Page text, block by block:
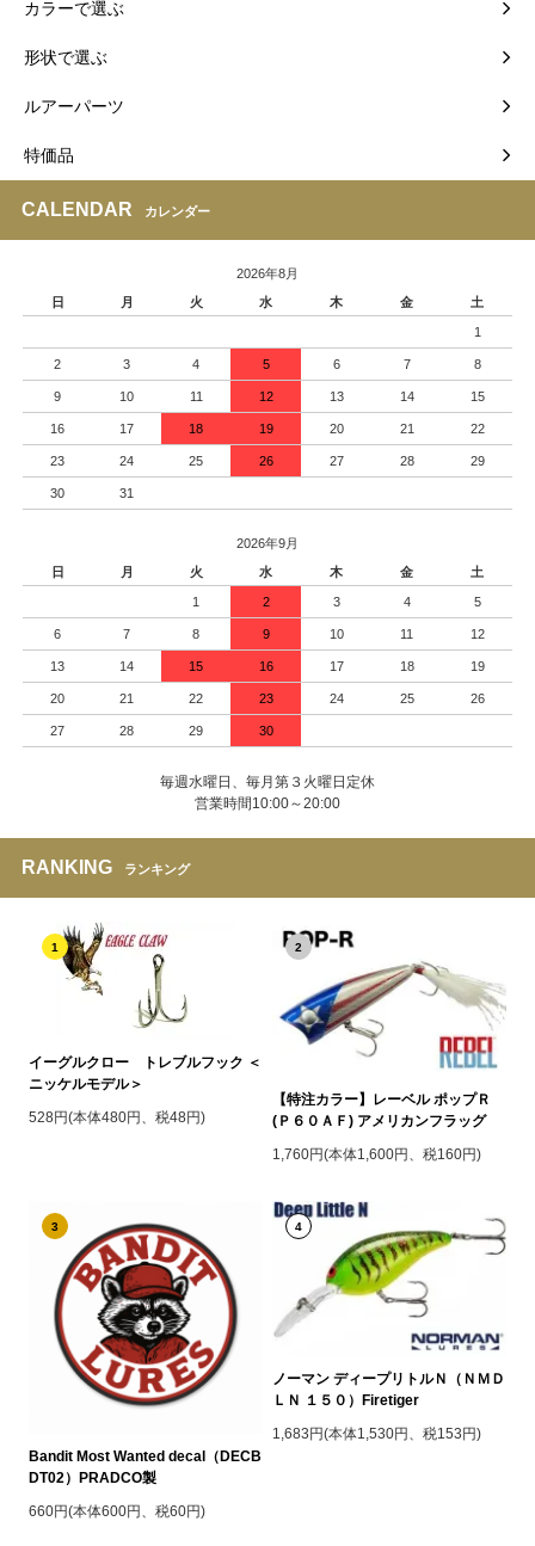
カラーで選ぶ
形状で選ぶ
ルアーパーツ
特価品
CALENDAR カレンダー
2026年8月
日
月 火 水 木 金 土
1
2 3 4 5 6 7 8
9 10 11 12 13 14 15
16 17 18 19 20 21 22
23 24 25 26 27 28 29
30 31
2026年9月
日
月 火 水 木 金 土
1 2 3 4 5
6 7 8 9 10 11 12
13 14 15 16 17 18 19
20 21 22 23 24 25 26
27 28 29 30
毎週水曜日、毎月第３火曜日定休
営業時間10:00～20:00
RANKING ランキング
1
イーグルクロー トレブルフック ＜
ニッケルモデル＞
528円(本体480円、税48円)
2
【特注カラー】レーベル ポップＲ
(Ｐ６０ＡＦ) アメリカンフラッグ
1,760円(本体1,600円、税160円)
3
Bandit Most Wanted decal（DECB
DT02）PRADCO製
660円(本体600円、税60円)
4
ノーマン ディープリトルＮ（ＮＭＤ
ＬＮ １５０）Firetiger
1,683円(本体1,530円、税153円)